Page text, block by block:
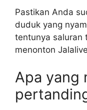
Pastikan Anda
duduk yang
tentunya saluran
menonton
Apa yang